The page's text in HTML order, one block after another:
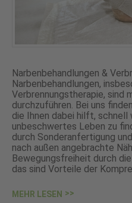
Narbenbehandlungen &
Narbenbehandlungen,
Verbrennungstherapie, sind
durchzuführen. Bei uns
die Ihnen dabei hilft, schnell
unbeschwertes Leben zu
durch Sonderanfertigung
nach außen angebrachte
Bewegungsfreiheit durch
das sind Vorteile der
MEHR LESEN